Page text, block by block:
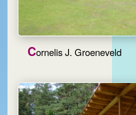
Cornelis J. Groeneveld